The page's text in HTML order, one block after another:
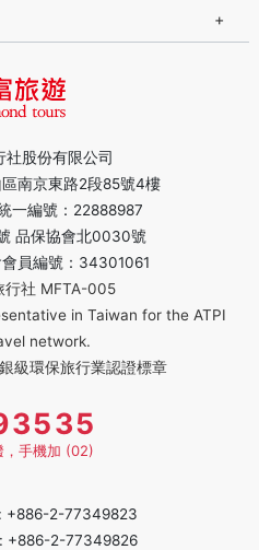
社股份有限公司
南京東路2段85號4樓
一編號：22888987
品保協會北0030號
員編號：34301061
行社 MFTA-005
in Taiwan for the ATPI
network.
級環保旅行業認證標章
，手機加 (02)
+886-2-77349823
+886-2-77349826